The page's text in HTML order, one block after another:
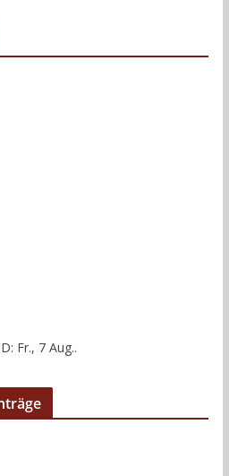
: Fr., 7 Aug..